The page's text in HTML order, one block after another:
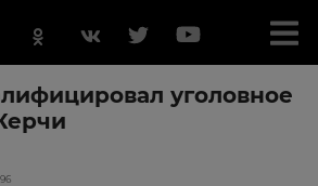
уголовное